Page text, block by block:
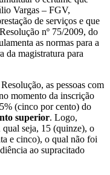
Vargas – FGV,
de serviços e que
nº 75/2009, do
as normas para a
da magistratura para
as pessoas com
momento da inscrição
(cinco por cento) do
superior. Logo,
qual seja, 15 (quinze), o
e cinco), o qual não foi
ao supracitado